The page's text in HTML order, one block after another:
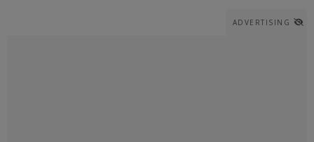
ADVERTISING